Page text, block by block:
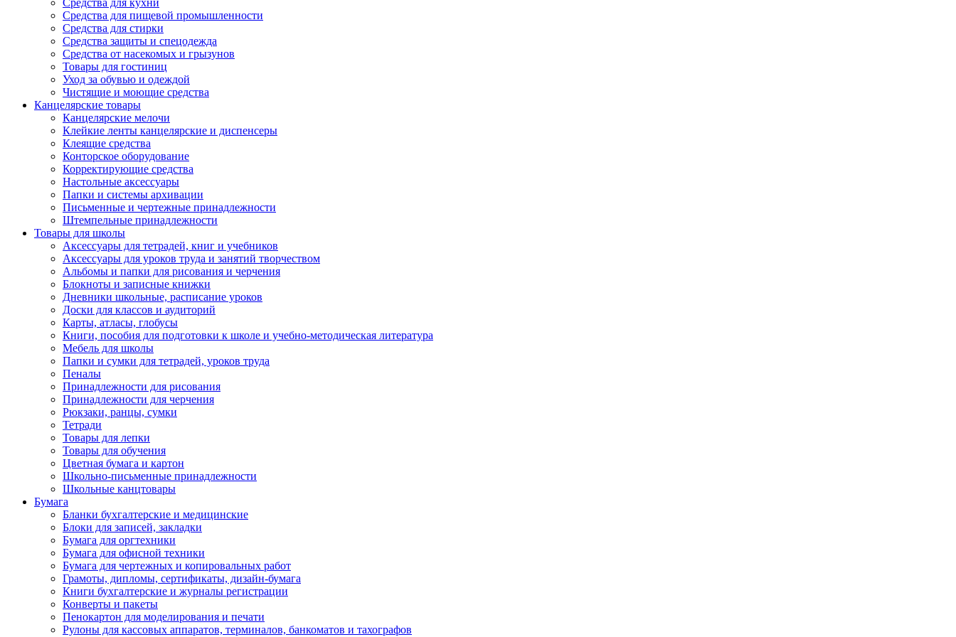
Средства для кухни
Средства для пищевой промышленности
Средства для стирки
Средства защиты и спецодежда
Средства от насекомых и грызунов
Товары для гостиниц
Уход за обувью и одеждой
Чистящие и моющие средства
Канцелярские товары
Канцелярские мелочи
Клейкие ленты канцелярские и диспенсеры
Клеящие средства
Конторское оборудование
Корректирующие средства
Настольные аксессуары
Папки и системы архивации
Письменные и чертежные принадлежности
Штемпельные принадлежности
Товары для школы
Аксессуары для тетрадей, книг и учебников
Аксессуары для уроков труда и занятий творчеством
Альбомы и папки для рисования и черчения
Блокноты и записные книжки
Дневники школьные, расписание уроков
Доски для классов и аудиторий
Карты, атласы, глобусы
Книги, пособия для подготовки к школе и учебно-методическая литература
Мебель для школы
Папки и сумки для тетрадей, уроков труда
Пеналы
Принадлежности для рисования
Принадлежности для черчения
Рюкзаки, ранцы, сумки
Тетради
Товары для лепки
Товары для обучения
Цветная бумага и картон
Школьно-письменные принадлежности
Школьные канцтовары
Бумага
Бланки бухгалтерские и медицинские
Блоки для записей, закладки
Бумага для оргтехники
Бумага для офисной техники
Бумага для чертежных и копировальных работ
Грамоты, дипломы, сертификаты, дизайн-бумага
Книги бухгалтерские и журналы регистрации
Конверты и пакеты
Пенокартон для моделирования и печати
Рулоны для кассовых аппаратов, терминалов, банкоматов и тахографов